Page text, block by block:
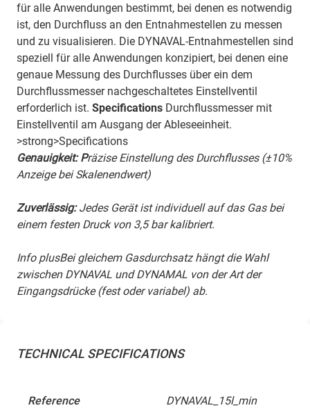
für alle Anwendungen bestimmt, bei denen es notwendig
ist, den Durchfluss an den Entnahmestellen zu messen
und zu visualisieren. Die DYNAVAL-Entnahmestellen sind
speziell für alle Anwendungen konzipiert, bei denen eine
genaue Messung des Durchflusses über ein dem
Durchflussmesser nachgeschaltetes Einstellventil
erforderlich ist. Specifications Durchflussmesser mit
Einstellventil am Ausgang der Ableseeinheit.
>strong>Specifications
Genauigkeit: Präzise Einstellung des Durchflusses (±10%
Anzeige bei Skalenendwert)
Zuverlässig:Jedes Gerät ist individuell auf das Gas bei
einem festen Druck von 3,5 bar kalibriert.
Info plusBei gleichem Gasdurchsatz hängt die Wahl
zwischen DYNAVAL und DYNAMAL von der Art der
Eingangsdrücke (fest oder variabel) ab.
TECHNICAL SPECIFICATIONS
Reference DYNAVAL_15l_min